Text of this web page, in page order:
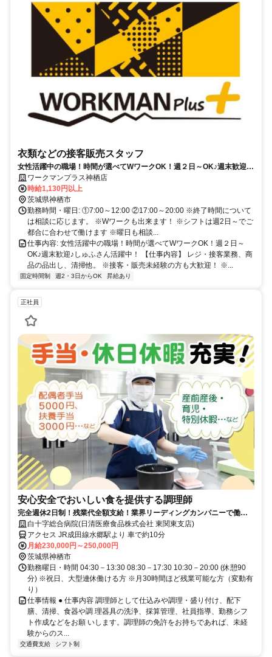
衣類などの接客販売スタッフ
女性活躍中の職場！時間が選べてWワークOK！週２日～OK♪週末歓迎♪
しゅふさん活躍中！
ワークマンプラス神栖店
時給1,130円以上
茨城県神栖市
勤務時間・曜日: ①7:00～12:00 ②17:00～20:00 ※終了時間について
は相談に応じます。 ※Wワークも出来ます！ ※シフトは週2日～でご
都合に合わせて働けます ※曜日も相談...
仕事内容: 女性活躍中の職場！時間が選べてWワークOK！週２日～
OK♪週末歓迎♪しゅふさん活躍中！ 【仕事内容】 レジ・接客業務、商
品の品出し、清掃他。 ※接客・販売未経験の方も大歓迎！ ※...
固定時間制 週2・3日からOK 昇給あり
正社員
安心安全でおいしい食を提供する調理師
完全週休2日制！残業代全額支給！業界リーディングカンパニーで働き
ませんか？！
白十字総合病院(日清医療食品株式会社 東関東支店)
アクセス JR成田線水郷駅より 車で約10分
月給230,000円～250,000円
茨城県神栖市
勤務曜日・時間 04:30－13:30 08:30－17:30 10:30－20:00 (休憩90
分) ※祝日、大型連休働ける方 ※月30時間ほど残業可能な方（変動有
り）
仕事情報 ● 仕事内容 調理師として仕込みや調理・盛り付け、配下
膳、清掃、食器や調 理器具の洗浄、採算管理、社員指導、勤務シフ
ト作成などをお願 いします。調理師の免許をお持ちであれば、未経
験からのス...
交通費支給 シフト制